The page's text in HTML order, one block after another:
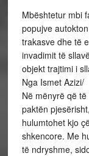
Mbështetur mbi
popujve
trakasve dhe të
invadimit të
objekt trajtimi i
Nga Ismet Azizi/
Në mënyrë që
paktën
hulumtohet kjo
shkencore. Me
të ndryshme,